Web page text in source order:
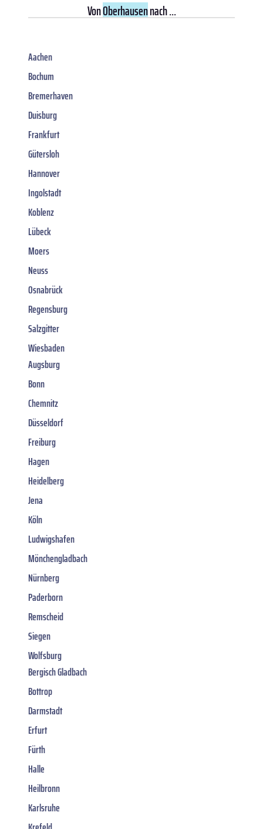
VonOberhausennach ...
Aachen
Bochum
Bremerhaven
Duisburg
Frankfurt
Gütersloh
Hannover
Ingolstadt
Koblenz
Lübeck
Moers
Neuss
Osnabrück
Regensburg
Salzgitter
Wiesbaden
Augsburg
Bonn
Chemnitz
Düsseldorf
Freiburg
Hagen
Heidelberg
Jena
Köln
Ludwigshafen
Mönchengladbach
Nürnberg
Paderborn
Remscheid
Siegen
Wolfsburg
Bergisch Gladbach
Bottrop
Darmstadt
Erfurt
Fürth
Halle
Heilbronn
Karlsruhe